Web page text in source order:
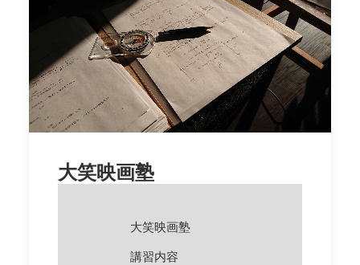
大笑映画塾
大笑映画塾
講習内容